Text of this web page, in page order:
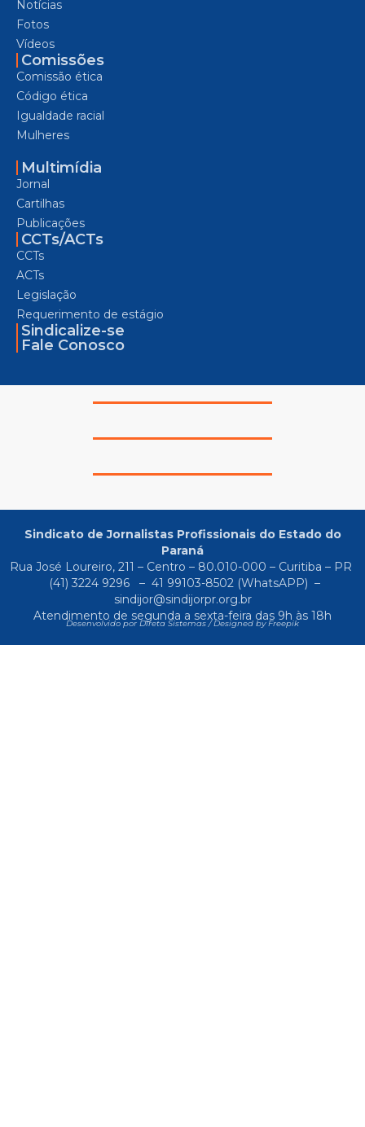
Notícias
Fotos
Vídeos
Comissões
Comissão ética
Código ética
Igualdade racial
Mulheres
Multimídia
Jornal
Cartilhas
Publicações
CCTs/ACTs
CCTs
ACTs
Legislação
Requerimento de estágio
Sindicalize-se
Fale Conosco
Sindicato de Jornalistas Profissionais do Estado do
Paraná
Rua José Loureiro, 211 – Centro – 80.010-000 – Curitiba – PR
(41) 3224 9296
– 41 99103-8502(WhatsAPP) –
sindijor@sindijorpr.org.br
Atendimento de segunda a sexta-feira das 9h às 18h
Desenvolvido por Direta Sistemas /Designed by Freepik